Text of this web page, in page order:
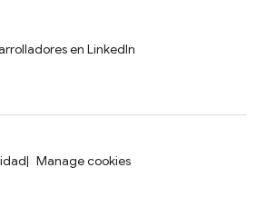
en LinkedIn
Manage cookies